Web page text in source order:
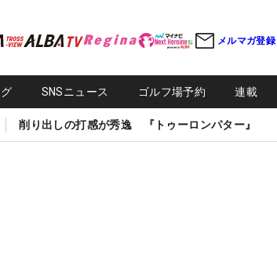
メルマガ登録
SNSニュース ゴルフ場予約 連載
削り出しの打感が秀逸 『トゥーロンパター』